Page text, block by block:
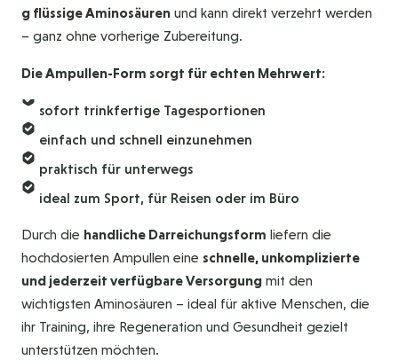
g flüssige Aminosäuren und kann direkt verzehrt werden
– ganz ohne vorherige Zubereitung.
Die Ampullen-Form sorgt für echten Mehrwert:
sofort trinkfertige Tagesportionen
einfach und schnell einzunehmen
praktisch für unterwegs
ideal zum Sport, für Reisen oder im Büro
Durch die handliche Darreichungsform liefern die
hochdosierten Ampullen eine schnelle, unkomplizierte
und jederzeit verfügbare Versorgung mit den
wichtigsten Aminosäuren – ideal für aktive Menschen, die
ihr Training, ihre Regeneration und Gesundheit gezielt
unterstützen möchten.